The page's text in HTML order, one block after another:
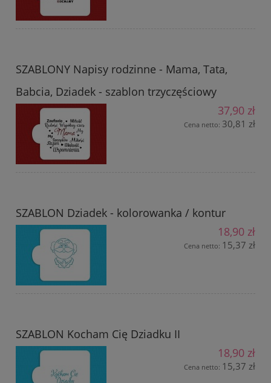
SZABLONY Napisy rodzinne - Mama, Tata,
Babcia, Dziadek - szablon trzyczęściowy
37,90 zł
Cena netto: 30,81 zł
SZABLON Dziadek - kolorowanka / kontur
18,90 zł
Cena netto: 15,37 zł
SZABLON Kocham Cię Dziadku II
18,90 zł
Cena netto: 15,37 zł